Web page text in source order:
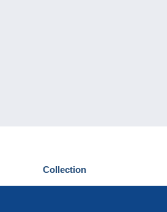
Collection
Cartes postales